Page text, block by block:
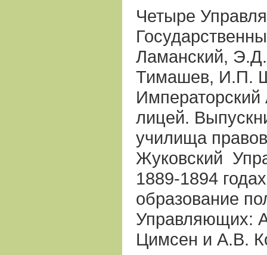
Четыре
Ламанский,
Тимашев, И.П.
Императорский
лицей.
училища
Жуковский
1889-1894
образование
Управляющих:
Цимсен и А.В.